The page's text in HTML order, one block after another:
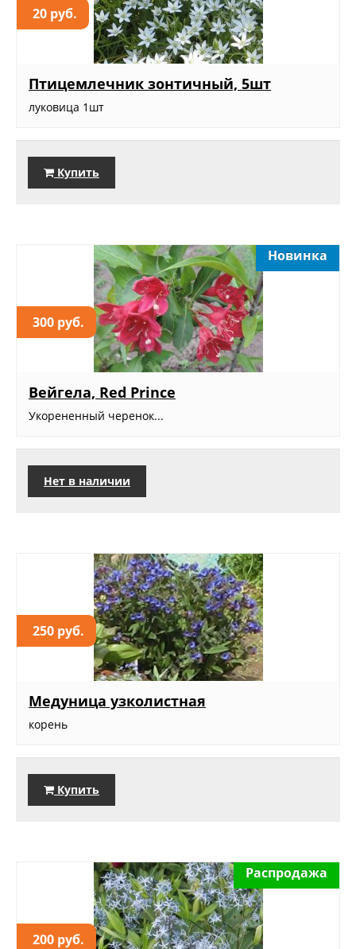
20 руб.
Птицемлечник зонтичный, 5шт
луковица 1шт
Купить
300 руб.
Новинка
Вейгела, Red Prince
Укорененный черенок...
Нет в наличии
250 руб.
Медуница узколистная
корень
Купить
200 руб.
Распродажа